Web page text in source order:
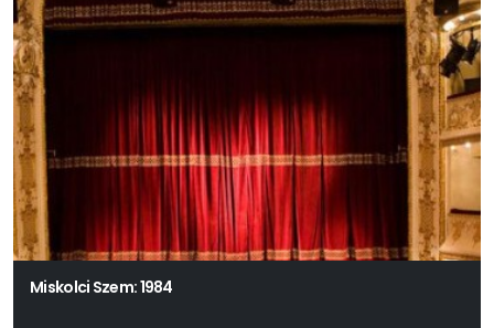
Miskolci Szem: 1984